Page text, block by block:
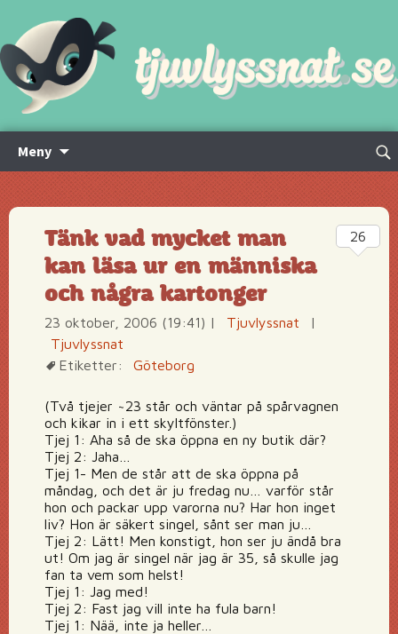
Meny
innehåll
Sök
Tänk vad mycket man
kan läsa ur en människa
och några kartonger
23 oktober, 2006 (19:41) | Tjuvlyssnat
|
Tjuvlyssnat
Etiketter:
Göteborg
(Två tjejer ~23 står och väntar på spårvagnen
och kikar in i ett skyltfönster.)
Tjej 1: Aha så de ska öppna en ny butik där?
Tjej 2: Jaha…
Tjej 1- Men de står att de ska öppna på
måndag, och det är ju fredag nu… varför står
hon och packar upp varorna nu? Har hon inget
liv? Hon är säkert singel, sånt ser man ju…
Tjej 2: Lätt! Men konstigt, hon ser ju ändå bra
ut! Om jag är singel när jag är 35, så skulle jag
fan ta vem som helst!
Tjej 1: Jag med!
Tjej 2: Fast jag vill inte ha fula barn!
Tjej 1: Nää, inte ja heller…
26